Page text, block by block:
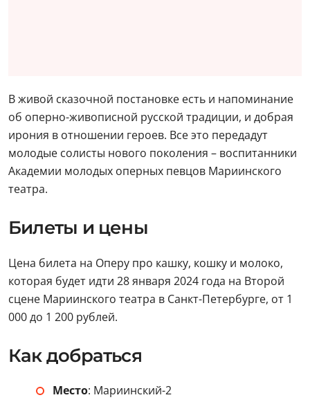
В живой сказочной постановке есть и напоминание
об оперно-живописной русской традиции, и добрая
ирония в отношении героев. Все это передадут
молодые солисты нового поколения – воспитанники
Академии молодых оперных певцов Мариинского
театра.
Билеты и цены
Цена билета на Оперу про кашку, кошку и молоко,
которая будет идти 28 января 2024 года на Второй
сцене Мариинского театра в Санкт-Петербурге, от 1
000 до 1 200 рублей.
Как добраться
Место: Мариинский-2